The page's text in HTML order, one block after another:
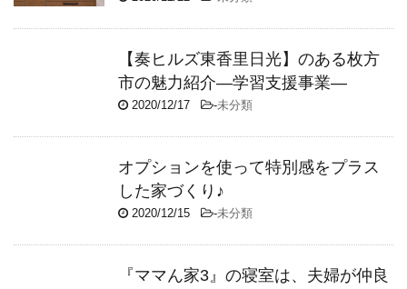
【奏ヒルズ東香里日光】のある枚方
市の魅力紹介―学習支援事業―
2020/12/17 -未分類
オプションを使って特別感をプラス
した家づくり♪
2020/12/15 -未分類
『ママん家3』の寝室は、夫婦が仲良